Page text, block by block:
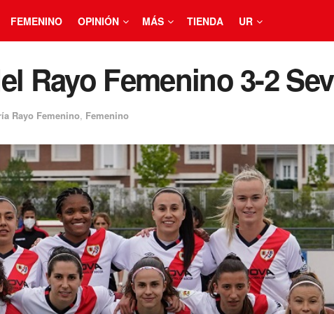
FEMENINO OPINIÓN MÁS TIENDA UR
Rayo Femenino 3-2
Rayo Femenino, Femenino